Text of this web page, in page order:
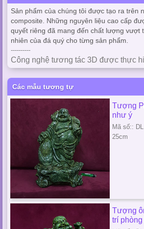
Sản phẩm của chúng tôi được tạo ra trên
composite. Những nguyên liệu cao cấp
quyết riêng đã mang đến chất lượng vượt
nhiên của đá quý cho từng sản phẩm.
----------
Công nghệ tương tác 3D được thực
Các mẫu tương tự
Tượng
như ý
Mã số::
25cm
Tượng
trí